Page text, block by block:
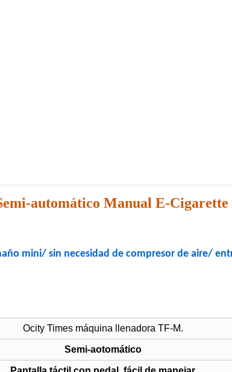
automático Manual E-
mini/ sin necesidad de compresor de aire/
Ocity Times máquina llenadora TF-M.
Semi-aotomático